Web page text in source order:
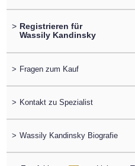
> Registrieren für
Wassily Kandinsky
> Fragen zum Kauf
> Kontakt zu Spezialist
> Wassily Kandinsky Biografie